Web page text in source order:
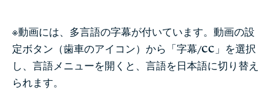
※動画には、多言語の字幕が付いています。動画の設
定ボタン（歯車のアイコン）から「字幕/CC」を選択
し、言語メニューを開くと、言語を日本語に切り替え
られます。